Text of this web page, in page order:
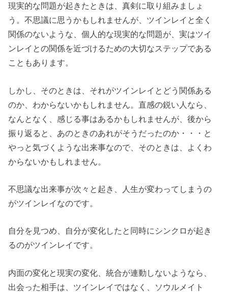
現実的な問題が起きたときは、真剣に取り組みましょ
う。不思議に思うかもしれませんが、ツインレイと全く
関係のないような、個人的な現実的な問題が、実はツイ
ンレイとの関係を近づけるための大切なステップである
こともあります。
しかし、そのときは、それがツインレイとどう関係ある
のか、わからないかもしれません。直感の鋭い人なら、
なんとなく、感じる事はあるかもしれませんが、後から
振り返ると、あのときのあれがそうだったのか・・・と
やっと気づくような出来事なので、そのときは、よくわ
からないかもしれません。
不思議な出来事が次々と起き、人生が変わってしまうの
がツインレイなのです。
自分を見つめ、自分が変化したと同時にシンクロが起き
るのがツインレイです。
内面の変化と現実の変化、統合が連動しないようなら、
出会った相手は、ツインレイではなく、ソウルメイト